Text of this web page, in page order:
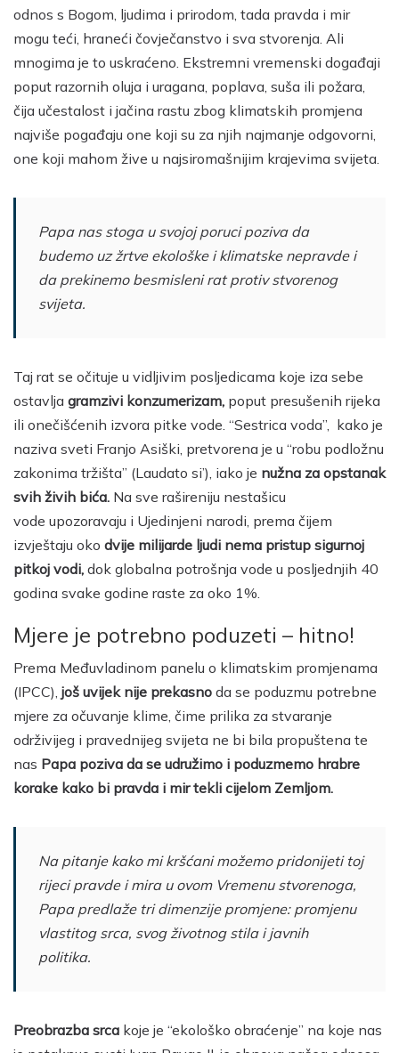
odnos s Bogom, ljudima i prirodom, tada pravda i mir
mogu teći, hraneći čovječanstvo i sva stvorenja. Ali
mnogima je to uskraćeno. Ekstremni vremenski događaji
poput razornih oluja i uragana, poplava, suša ili požara,
čija učestalost i jačina rastu zbog klimatskih promjena
najviše pogađaju one koji su za njih najmanje odgovorni,
one koji mahom žive u najsiromašnijim krajevima svijeta.
Papa nas stoga u svojoj poruci poziva da
budemo uz žrtve ekološke i klimatske nepravde i
da prekinemo besmisleni rat protiv stvorenog
svijeta.
Taj rat se očituje u vidljivim posljedicama koje iza sebe
ostavlja gramzivi konzumerizam, poput presušenih rijeka
ili onečišćenih izvora pitke vode. “Sestrica voda”, kako je
naziva sveti Franjo Asiški, pretvorena je u “robu podložnu
zakonima tržišta” (Laudato si’), iako je nužna za opstanak
svih živih bića. Na sve rašireniju nestašicu
vode upozoravaju i Ujedinjeni narodi, prema čijem
izvještaju oko dvije milijarde ljudi nema pristup sigurnoj
pitkoj vodi, dok globalna potrošnja vode u posljednjih 40
godina svake godine raste za oko 1%.
Mjere je potrebno poduzeti – hitno!
Prema Međuvladinom panelu o klimatskim promjenama
(IPCC), još uvijek nije prekasno da se poduzmu potrebne
mjere za očuvanje klime, čime prilika za stvaranje
održivijeg i pravednijeg svijeta ne bi bila propuštena te
nas Papa poziva da se udružimo i poduzmemo hrabre
korake kako bi pravda i mir tekli cijelom Zemljom.
Na pitanje kako mi kršćani možemo pridonijeti toj
rijeci pravde i mira u ovom Vremenu stvorenoga,
Papa predlaže tri dimenzije promjene: promjenu
vlastitog srca, svog životnog stila i javnih
politika.
Preobrazba srca koje je “ekološko obraćenje” na koje nas